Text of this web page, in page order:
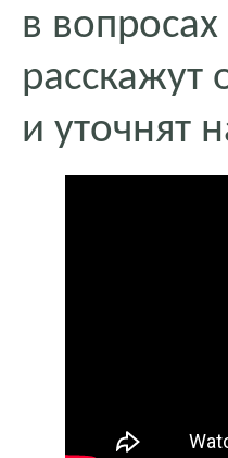
в
расскажут
и уточнят